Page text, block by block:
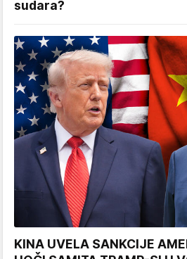
sudara?
KINA UVELA SANKCIJE